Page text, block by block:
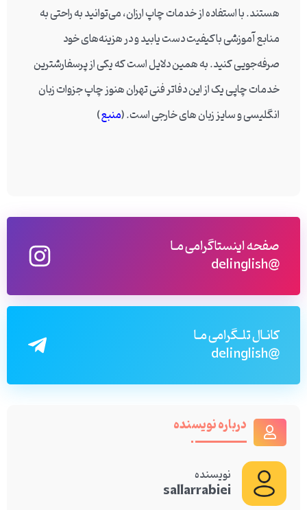
هستند. با استفاده از خدمات چاپ ارزان، می‌توانید به راحتی به
منابع آموزشی باکیفیت دست یابید و در هزینه‌های خود
صرفه‌جویی کنید. به همین دلایل است که یکی از پرسفارشترین
خدمات چاپی یک از این دفاتر فنی تهران هنوز چاپ جزوات زبان
انگلیسی و سایز زبان های خارجی است. (منبع)
صفحه اینستاگرامی مـا
@delinglish
کانـال تلـگرامی مـا
@delinglish
درباره نویسنده
نویسنده
sallarrabiei